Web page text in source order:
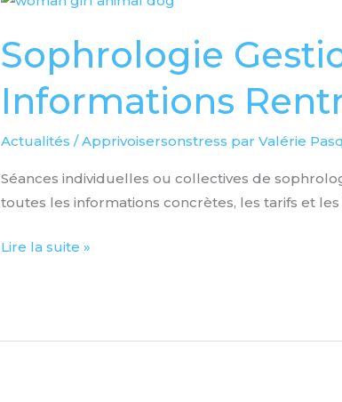
Sophrologie
Informations
Actualités /Apprivoisersonstress par Valérie
Séances individuelles ou collectives de
toutes les informations concrètes, les tarifs et
du
Stress
Informations
Rentrée
Lire la suite »